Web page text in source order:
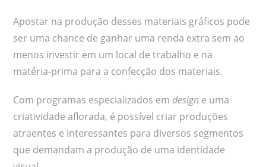
Apostar na produção desses materiais gráficos pode
ser uma chance de ganhar uma renda extra sem ao
menos investir em um local de trabalho e na
matéria-prima para a confecção dos materiais.
Com programas especializados em design e uma
criatividade aflorada, é possível criar produções
atraentes e interessantes para diversos segmentos
que demandam a produção de uma identidade